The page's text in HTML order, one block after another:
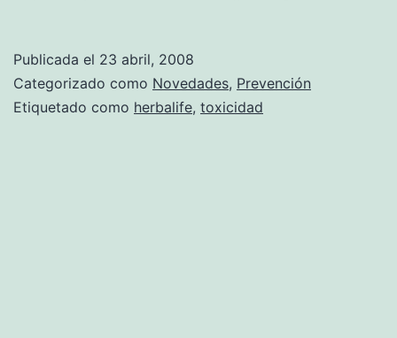
Publicada el 23 abril, 2008
Categorizado como Novedades, Prevención
Etiquetado como herbalife, toxicidad